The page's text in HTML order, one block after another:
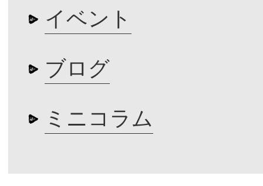
イベント
ブログ
ミニコラム